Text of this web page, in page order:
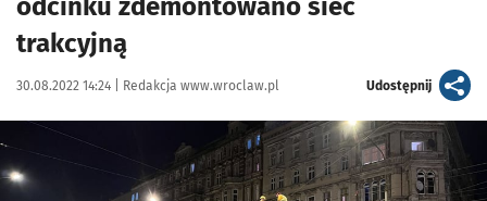
odcinku zdemontowano sieć
trakcyjną
Data publikacji:
30.08.2022 14:24 | Autor:
Redakcja www.wroclaw.pl Udostępnijartykuł
Kliknij, aby zobaczyć galerię